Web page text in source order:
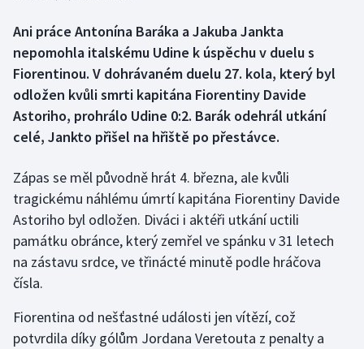
Box
Curling
Dostihy
Futsal
Golf
Gymnastika
Házená
Ani práce Antonína Baráka a Jakuba Jankta
nepomohla italskému Udine k úspěchu v duelu s
Fiorentinou. V dohrávaném duelu 27. kola, který byl
odložen kvůli smrti kapitána Fiorentiny Davide
Astoriho, prohrálo Udine 0:2. Barák odehrál utkání
celé, Jankto přišel na hřiště po přestávce.
Zápas se měl původně hrát 4. března, ale kvůli
tragickému náhlému úmrtí kapitána Fiorentiny Davide
Astoriho byl odložen. Diváci i aktéři utkání uctili
památku obránce, který zemřel ve spánku v 31 letech
na zástavu srdce, ve třinácté minutě podle hráčova
čísla.
Fiorentina od nešťastné události jen vítězí, což
potvrdila díky gólům Jordana Veretouta z penalty a